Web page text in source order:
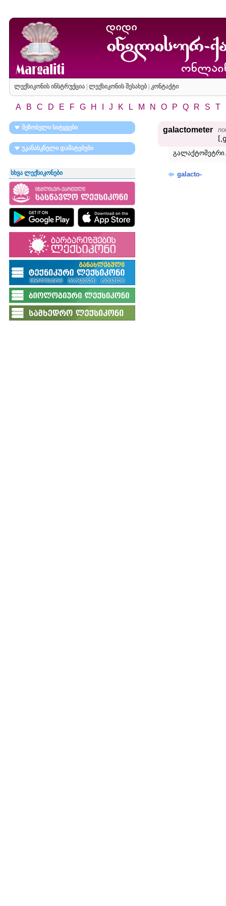
ლექსიკონის ინსტრუქცია| ლექსიკონის შესახებ| კონტაქტი
A B C D E F G H J K L M N O P Q R S T
მეზობელი სიტყვები
უკანასკნელი დამატებები
სხვა ლექსიკონები
galactometer
გალაქტომეტრი.
galacto-